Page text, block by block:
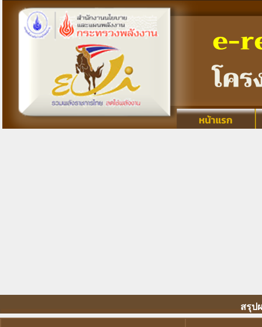
สรุป